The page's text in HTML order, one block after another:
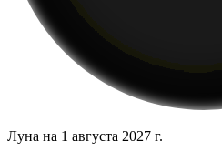
Луна на 1 августа 2027 г.